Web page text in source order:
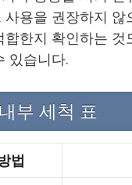
사용을 권장하지
합한지 확인하는
있습니다.
부 세척 표
법